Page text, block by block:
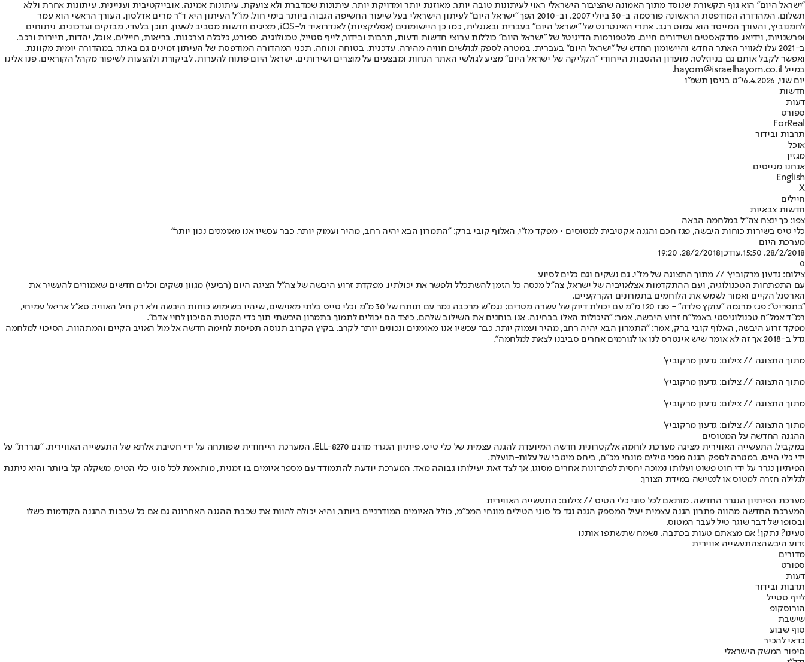
"ישראל היום" הוא גוף תקשורת שנוסד מתוך האמונה שהציבור הישראלי ראוי לעיתונות טובה יותר, מאוזנת יותר ומדויקת יותר. עיתונות שמדברת ולא צועקת. עיתונות אמינה, אובייקטיבית ועניינית. עיתונות אחרת וללא
תשלום. המהדורה המודפסת הראשונה פורסמה ב-30 ביולי 2007, וב-2010 הפך "ישראל היום" לעיתון הישראלי בעל שיעור החשיפה הגבוה ביותר בימי חול. מו"ל העיתון היא ד"ר מרים אדלסון. העורך הראשי הוא עמר
לחמנוביץ, והעורך המייסד הוא עמוס רגב. אתרי האינטרנט של "ישראל היום" בעברית ובאנגלית, כמו כן היישומונים (אפליקציות) לאנדרואיד ול-iOS, מציגים חדשות מסביב לשעון, תוכן בלעדי, מבזקים ועדכונים, ניתוחים
ופרשנויות, וידיאו, פודקאסטים ושידורים חיים. פלטפורמות הדיגיטל של "ישראל היום" כוללות ערוצי חדשות ודעות, תרבות ובידור, לייף סטייל, טכנולוגיה, ספורט, כלכלה וצרכנות, בריאות, חיילים, אוכל, יהדות, תיירות ורכב.
ב-2021 עלו לאוויר האתר החדש והיישומון החדש של "ישראל היום" בעברית, במטרה לספק לגולשים חוויה מהירה, עדכנית, בטוחה ונוחה. תכני המהדורה המודפסת של העיתון זמינים גם באתר, במהדורה יומית מקוונת,
ואפשר לקבל אותם גם בניוזלטר. מועדון ההטבות הייחודי "הקליקה של ישראל היום" מציע לגולשי האתר הנחות ומבצעים על מוצרים ושירותים. ישראל היום פתוח להערות, לביקורת ולהצעות לשיפור מקהל הקוראים. פנו אלינו
במייל hayom@israelhayom.co.il.
יום שני, 6.4.2026
י"ט בניסן תשפ"ו
חדשות
דעות
ספורט
ForReal
תרבות ובידור
אוכל
מגזין
אנחנו מגייסים
English
X
חיילים
חדשות צבאיות
צפו: כך ינצח צה"ל במלחמה הבאה
כלי טיס בשירות כוחות היבשה, פגז חכם והגנה אקטיבית למטוסים • מפקד מז"י, האלוף קובי ברק: "התמרון הבא יהיה רחב, מהיר ועמוק יותר. כבר עכשיו אנו מאומנים נכון יותר"
מערכת היום
28/2/2018, 15:50
,עודכן28/2/2018, 19:20
0
צילום: גדעון מרקוביץ' // מתוך התצוגה של מז"י. גם נשקים וגם כלים לסיוע
עם התפתחות הטכנולוגיה, ועם ההתקדמות אצלאויביה של ישראל, צה"ל מנסה כל הזמן להשתכלל ולפשר את יכולתיו. מפקדת זרוע היבשה של צה"ל הציגה היום (רביעי) מגוון נשקים וכלים חדשים שאמורים להעשיר את
הארסנל הקיים ואמור לשמש את הלוחמים בתמרונים הקרקעיים.
"בתפריט": פגז מרגמה ״עוקץ פלדה״ - פגז 120 מ"מ עם יכולת דיוק של עשרה מטרים; נגמ"ש מרכבה נמר עם תותח של 30 מ"מ וכלי טייס בלתי מאוישים, שיהיו בשימוש כוחות היבשה ולא רק חיל האוויר. סא"ל אריאל עמיחי,
רמ"ד אמל"ח טכנולוגיסטי באמל"ח זרוע היבשה, אמר: "היכולות האלו בבחינה. אנו בוחנים את השילוב שלהם, כיצד הם יכולים לתמוך בתמרון היבשתי תוך כדי הקטנת הסיכון לחיי אדם".
מפקד זרוע היבשה, האלוף קובי ברק, אמר: "התמרון הבא יהיה רחב, מהיר ועמוק יותר. כבר עכשיו אנו מאומנים ונכונים יותר לקרב. בקיץ הקרוב תנוסה תפיסת לחימה חדשה אל מול האויב הקיים והמתהווה. הסיכוי למלחמה
גדל ב-2018 אך זה לא אומר שיש אינטרס לנו או לגורמים אחרים סביבנו לצאת למלחמה".
מתוך התצוגה // צילום: גדעון מרקוביץ'
מתוך התצוגה // צילום: גדעון מרקוביץ'
מתוך התצוגה // צילום: גדעון מרקוביץ'
מתוך התצוגה // צילום: גדעון מרקוביץ'
ההגנה החדשה על המטוסים
במקביל, התעשייה האווירית מציגה מערכת לוחמה אלקטרונית חדשה המיועדת להגנה עצמית של כלי טיס, פיתיון הנגרר מדגם ELL-8270. המערכת הייחודית שפותחה על ידי חטיבת אלתא של התעשייה האווירית, "נגררת" על
ידי כלי הייס, במטרה לספק הגנה מפני טילים מונחי מכ"ם, ביחס מיטבי של עלות-תועלת.
הפיתיון נגרר על ידי חוט פשוט ועלותו נמוכה יחסית לפתרונות אחרים מסוגו, אך לצד זאת יעילותו גבוהה מאד. המערכת יודעת להתמודד עם מספר איומים בו זמנית, מותאמת לכל סוגי כלי הטיס, משקלה קל ביותר והיא ניתנת
לגלילה חזרה למטוס או לנטישה במידת הצורך.
מערכת הפיתיון הנגרר החדשה. מותאם לכל סוגי כלי הטיס // צילום: התעשייה האווירית
המערכת החדשה מהווה פתרון הגנה עצמית יעיל המספק הגנה נגד כל סוגי הטילים מונחי המכ"מ, כולל האיומים המודרניים ביותר, והיא יכולה להוות את שכבת ההגנה האחרונה גם אם כל שכבות ההגנה הקודמות כשלו
ובסופו של דבר שוגר טיל לעבר המטוס.
טעינו? נתקן! אם מצאתם טעות בכתבה, נשמח שתשתפו אותנו
זרוע היבשהצהתעשייה אווירית
מדורים
ספורט
דעות
תרבות ובידור
לייף סטייל
הורוסקופ
שישבת
סוף שבוע
כדאי להכיר
סיפור המשק הישראלי